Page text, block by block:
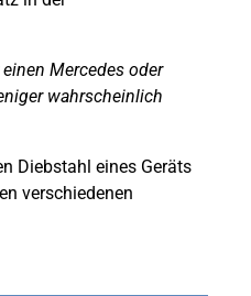
Mercedes oder
wahrscheinlich
Diebstahl eines Geräts
verschiedenen